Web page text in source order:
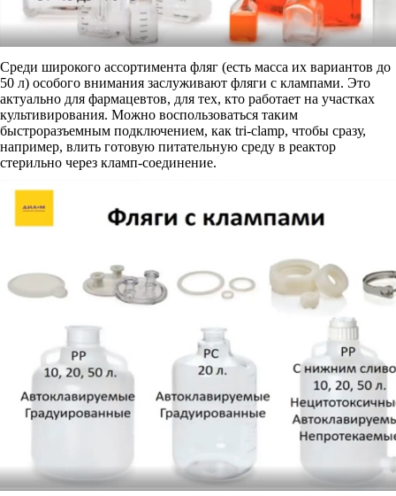
Среди широкого ассортимента фляг (есть масса их вариантов до
50 л) особого внимания заслуживают фляги с клампами. Это
актуально для фармацевтов, для тех, кто работает на участках
культивирования. Можно воспользоваться таким
быстроразъемным подключением, как tri-clamp, чтобы сразу,
например, влить готовую питательную среду в реактор
стерильно через кламп-соединение.